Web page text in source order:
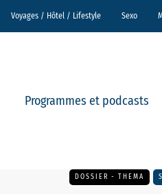
Voyages / Hôtel / Lifestyle Sexo
Programmes et podcasts
DOSSIER - THEMA